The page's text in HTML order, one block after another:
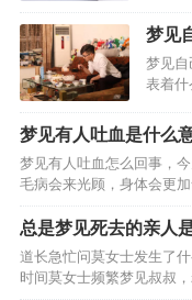
已经或
中的孩
了，
梦见
梦见自
表着什
自己和
事、朋
或高
梦见有人吐血是什么
梦见有人吐血怎么回事，
毛病会来光顾，身体会更
中，心思已经飞驰到天边
入情感，梦见有人吐血的
总是梦见死去的亲人
道长急忙问莫女士发生了
时间莫女士频繁梦见叔叔